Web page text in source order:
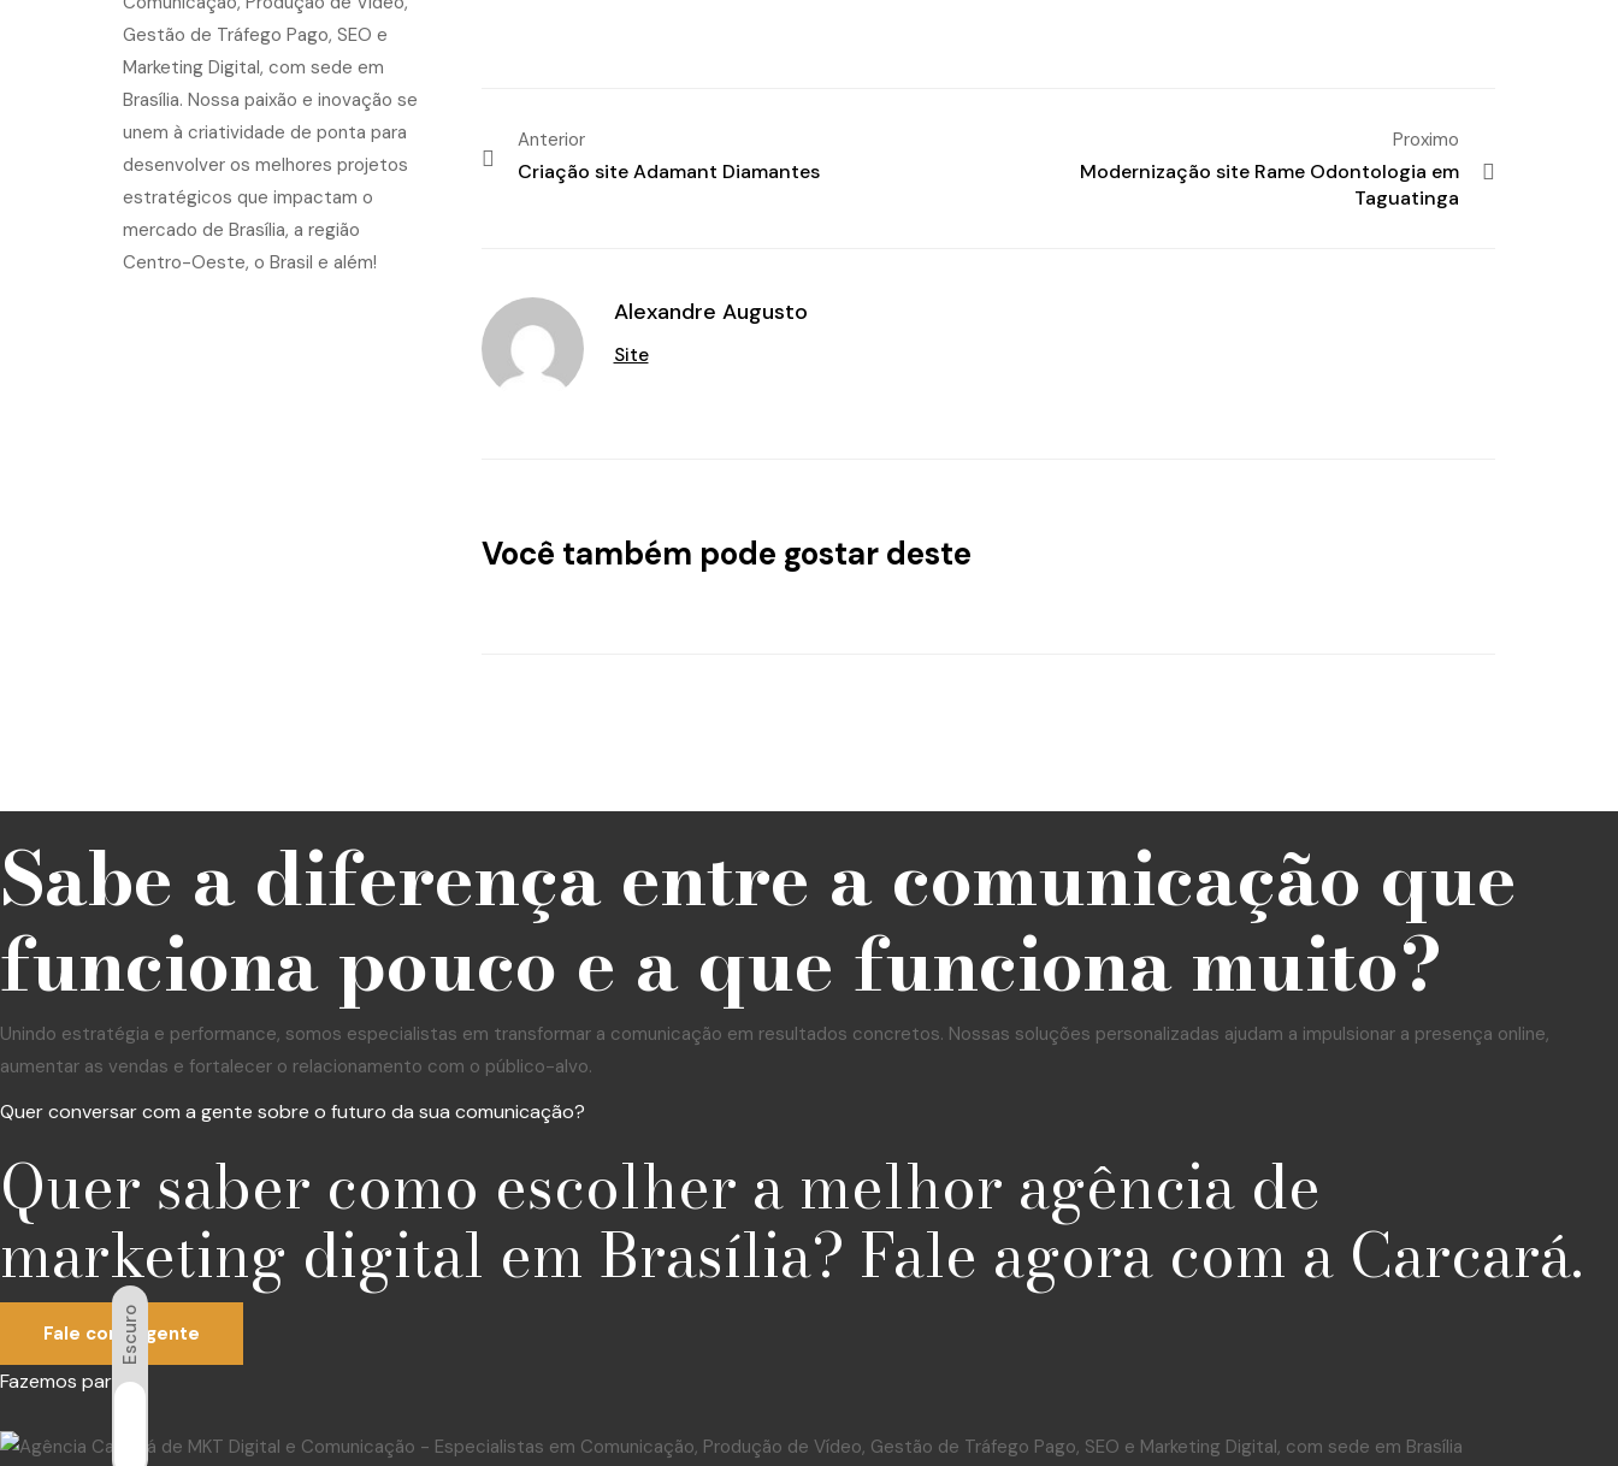
Anterior
Criação site Adamant Diamantes
Proximo
Modernização site Rame Odontologia em
Taguatinga
Alexandre Augusto
Site
Você também pode gostar deste
Sabe a diferença entre a comunicação que
funciona pouco e a que funciona muito?
Unindo estratégia e performance, somos especialistas em transformar a comunicação em resultados concretos. Nossas soluções personalizadas ajudam a impulsionar a presença online,
aumentar as vendas e fortalecer o relacionamento com o público-alvo.
Quer conversar com a gente sobre o futuro da sua comunicação?
Quer saber como escolher a melhor agência de
marketing digital em Brasília? Fale agora com a Carcará.
Fale com a gente
Fazemos parte:
Escuro